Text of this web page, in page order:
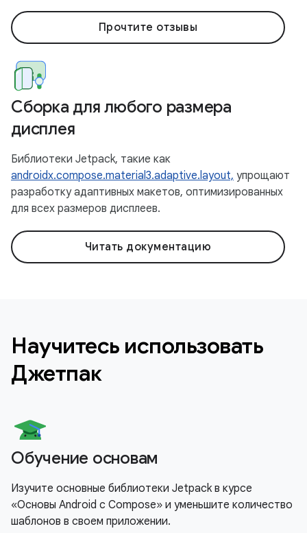
Прочтите отзывы
Сборка для любого размера
дисплея
Библиотеки Jetpack, такие как
androidx.compose.material3.adaptive.layout, упрощают
разработку адаптивных макетов, оптимизированных
для всех размеров дисплеев.
Читать документацию
Научитесь использовать
Джетпак
Обучение основам
Изучите основные библиотеки Jetpack в курсе
«Основы Android с Compose» и уменьшите количество
шаблонов в своем приложении.